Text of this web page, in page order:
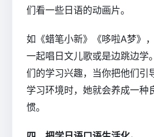
们看一些日语的动画片。
如《蜡笔小新》《哆啦A梦》
一起唱日文儿歌或是边跳边学
们的学习兴趣，当你把他们引
学习环境时，她就会养成一种
惯。